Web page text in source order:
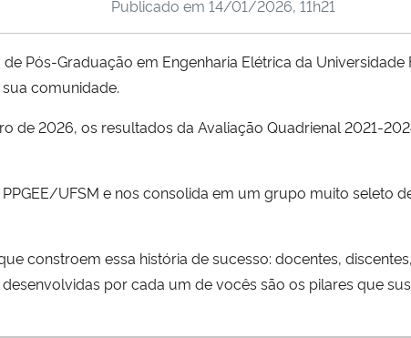
Publicado em 14/01/2026, 11h21
Pós-Graduação em Engenharia Elétrica da Universidade
comunidade.
de 2026, os resultados da Avaliação Quadrienal 2021-
UFSM e nos consolida em um grupo muito seleto
constroem essa história de sucesso: docentes,
por cada um de vocês são os pilares que